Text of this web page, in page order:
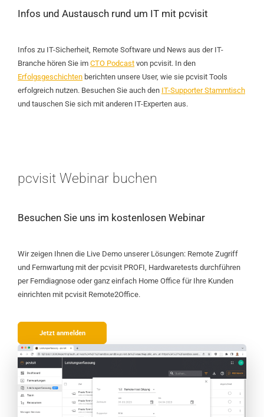
Infos und Austausch rund um IT mit pcvisit
Infos zu IT-Sicherheit, Remote Software und News aus der IT-
Branche hören Sie im CTO Podcast von pcvisit. In den
Erfolgsgeschichten berichten unsere User, wie sie pcvisit Tools
erfolgreich nutzen. Besuchen Sie auch den IT-Supporter Stammtisch
und tauschen Sie sich mit anderen IT-Experten aus.
pcvisit Webinar buchen
Besuchen Sie uns im kostenlosen Webinar
Wir zeigen Ihnen die Live Demo unserer Lösungen: Remote Zugriff
und Fernwartung mit der pcvisit PROFI, Hardwaretests durchführen
per Ferndiagnose oder ganz einfach Home Office für Ihre Kunden
einrichten mit pcvisit Remote2Office.
Jetzt anmelden